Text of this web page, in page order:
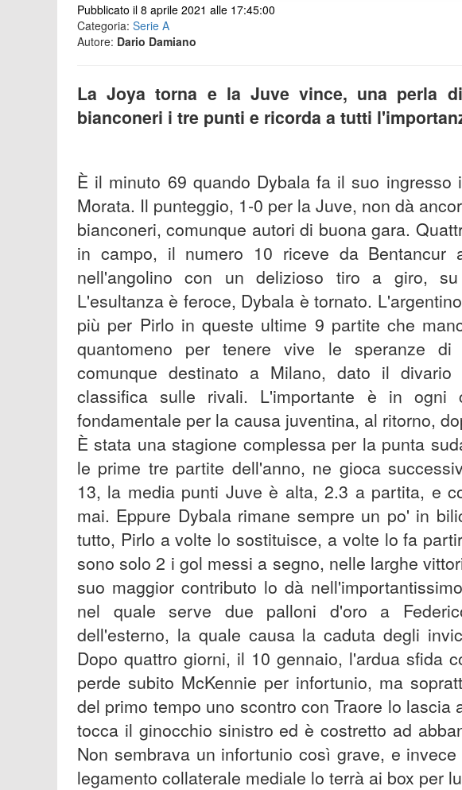
Pubblicato il 8 aprile 2021 alle 17:45:00
Categoria: Serie A
Autore: Dario Damiano
La Joya torna e la Juve vince, una perla
bianconeri i tre punti e ricorda a tutti
È il minuto 69 quando Dybala fa il suo ingresso
Morata. Il punteggio, 1-0 per la Juve, non dà
bianconeri, comunque autori di buona gara.
in campo, il numero 10 riceve da Bentancur
nell'angolino con un delizioso tiro a giro,
L'esultanza è feroce, Dybala è tornato.
più per Pirlo in queste ultime 9 partite che
quantomeno per tenere vive le speranze
comunque destinato a Milano, dato il divario
classifica sulle rivali. L'importante è in ogni
fondamentale per la causa juventina, al ritorno,
È stata una stagione complessa per la punta
le prime tre partite dell'anno, ne gioca
13, la media punti Juve è alta, 2.3 a partita, e
mai. Eppure Dybala rimane sempre un po' in
tutto, Pirlo a volte lo sostituisce, a volte lo fa
sono solo 2 i gol messi a segno, nelle larghe
suo maggior contributo lo dà
nel quale serve due palloni d'oro a
dell'esterno, la quale causa la caduta degli
Dopo quattro giorni, il 10 gennaio, l'ardua sfida
perde subito McKennie per infortunio, ma
del primo tempo uno scontro con Traore lo lascia
tocca il ginocchio sinistro ed è costretto ad
Non sembrava un infortunio così grave, e
legamento collaterale mediale lo terrà ai box per